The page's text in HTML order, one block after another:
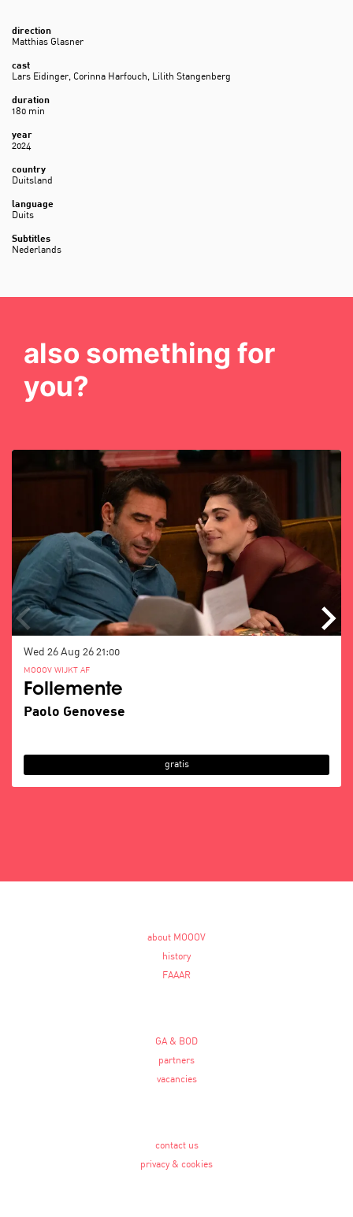
direction
Matthias Glasner
cast
Lars Eidinger, Corinna Harfouch, Lilith Stangenberg
duration
180 min
year
2024
country
Duitsland
language
Duits
Subtitles
Nederlands
also something for
you?
Follemente
Paolo Genovese
MOOOV WIJKT AF
Wed 26 Aug 26 21:00
gratis
about MOOOV
history
FAAAR
GA & BOD
partners
vacancies
contact us
privacy & cookies